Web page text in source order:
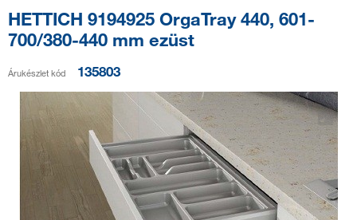
HETTICH 9194925 OrgaTray 440, 601-
700/380-440 mm ezüst
Árukészlet kód 135803